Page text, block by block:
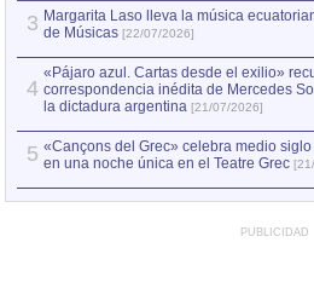
3 Margarita Laso lleva la música
de Músicas [22/07/2026]
4
«Pájaro azul. Cartas desde el exilio»
correspondencia inédita de Mercedes
la dictadura argentina [21/07/2026]
5 «Cançons del Grec» celebra medio
en una noche única en el Teatre Grec
PUBLICIDAD